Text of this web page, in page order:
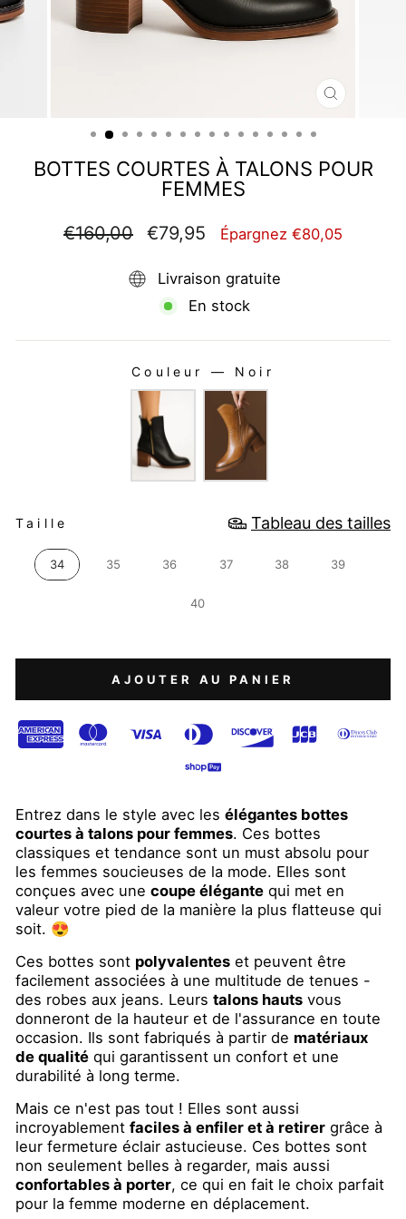
FERMER
BOTTES COURTES À TALONS POUR
FEMMES
Prix
régulier
€160,00
Prix
réduit
€79,95 Épargnez €80,05
Livraison gratuite
En stock
Couleur — Noir
Taille Tableau des tailles
34 35 36 37 38 39
40
AJOUTER AU PANIER
Entrez dans le style avec les élégantes bottes
courtes à talons pour femmes. Ces bottes
classiques et tendance sont un must absolu pour
les femmes soucieuses de la mode. Elles sont
conçues avec une coupe élégante qui met en
valeur votre pied de la manière la plus flatteuse qui
soit. 😍
Ces bottes sont polyvalentes et peuvent être
facilement associées à une multitude de tenues -
des robes aux jeans. Leurs talons hauts vous
donneront de la hauteur et de l'assurance en toute
occasion. Ils sont fabriqués à partir de matériaux
de qualité qui garantissent un confort et une
durabilité à long terme.
Mais ce n'est pas tout ! Elles sont aussi
incroyablement faciles à enfiler et à retirer grâce à
leur fermeture éclair astucieuse. Ces bottes sont
non seulement belles à regarder, mais aussi
confortables à porter, ce qui en fait le choix parfait
pour la femme moderne en déplacement.